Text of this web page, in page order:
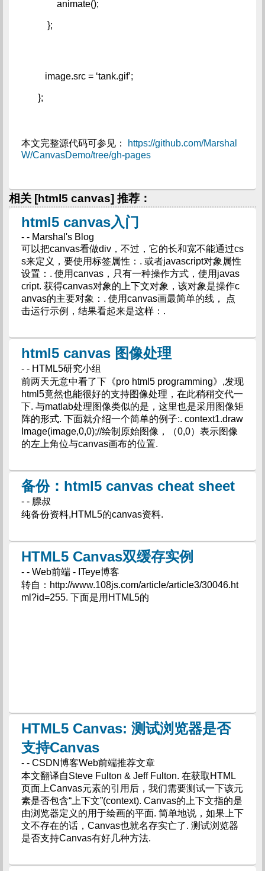
animate();
};
image.src = ‘tank.gif’;
};
本文完整源代码可参见：
https://github.com/Marshal
W/CanvasDemo/tree/gh-pages
相关 [html5 canvas] 推荐：
html5 canvas入门
- - Marshal's Blog
可以把canvas看做div，不过，它的长和宽不能通过cs
s来定义，要使用标签属性：. 或者javascript对象属性
设置：. 使用canvas，只有一种操作方式，使用javas
cript. 获得canvas对象的上下文对象，该对象是操作c
anvas的主要对象：. 使用canvas画最简单的线， 点
击运行示例，结果看起来是这样：.
html5 canvas 图像处理
- - HTML5研究小组
前两天无意中看了下《pro html5 programming》,发现
html5竟然也能很好的支持图像处理，在此稍稍交代一
下. 与matlab处理图像类似的是，这里也是采用图像矩
阵的形式. 下面就介绍一个简单的例子:. context1.draw
Image(image,0,0);//绘制原始图像，（0,0）表示图像
的左上角位与canvas画布的位置.
备份：html5 canvas cheat sheet
- - 膘叔
纯备份资料,HTML5的canvas资料.
HTML5 Canvas双缓存实例
- - Web前端 - ITeye博客
转自：http://www.108js.com/article/article3/30046.ht
ml?id=255. 下面是用HTML5的
HTML5 Canvas: 测试浏览器是否
支持Canvas
- - CSDN博客Web前端推荐文章
本文翻译自Steve Fulton & Jeff Fulton. 在获取HTML
页面上Canvas元素的引用后，我们需要测试一下该元
素是否包含“上下文”(context). Canvas的上下文指的是
由浏览器定义的用于绘画的平面. 简单地说，如果上下
文不存在的话，Canvas也就名存实亡了. 测试浏览器
是否支持Canvas有好几种方法.